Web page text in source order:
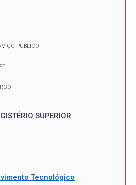
PÚBLICO
SUPERIOR
Tecnológico